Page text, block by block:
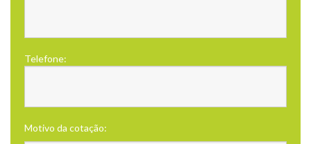
Telefone:
Motivo da cotação: